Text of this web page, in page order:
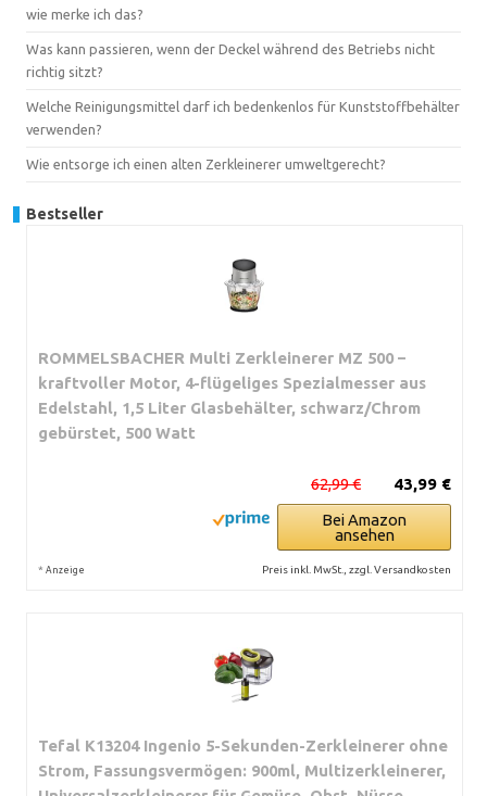
wie merke ich das?
Was kann passieren, wenn der Deckel während des Betriebs nicht
richtig sitzt?
Welche Reinigungsmittel darf ich bedenkenlos für Kunststoffbehälter
verwenden?
Wie entsorge ich einen alten Zerkleinerer umweltgerecht?
Bestseller
ROMMELSBACHER Multi Zerkleinerer MZ 500 –
kraftvoller Motor, 4-flügeliges Spezialmesser aus
Edelstahl, 1,5 Liter Glasbehälter, schwarz/Chrom
gebürstet, 500 Watt
43,99 €
62,99 €
Bei Amazon
ansehen
* Anzeige Preis inkl. MwSt., zzgl. Versandkosten
Tefal K13204 Ingenio 5-Sekunden-Zerkleinerer ohne
Strom, Fassungsvermögen: 900ml, Multizerkleinerer,